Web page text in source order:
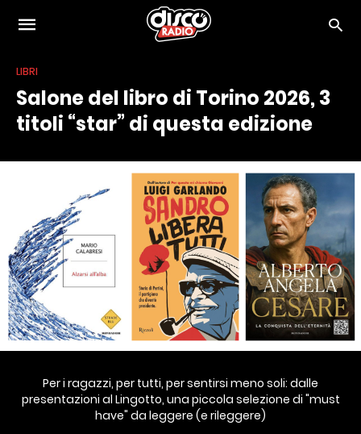
LIBRI
Salone del libro di Torino 2026, 3
titoli “star” di questa edizione
Per i ragazzi, per tutti, per sentirsi meno soli: dalle
presentazioni al Lingotto, una piccola selezione di "must
have" da leggere (e rileggere)